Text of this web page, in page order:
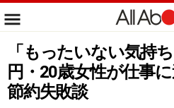
「もったいない気持
円・20歳女性が仕事
節約失敗談